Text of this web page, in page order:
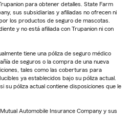
para obtener detalles. State Farm
sus subsidiarias y afiliadas no ofrecen ni
los productos de seguro de mascotas.
y no está afiliada con Trupanion ni con
tiene una póliza de seguro médico
de seguros o la compra de una nueva
tales como las coberturas para
ya establecidos bajo su póliza actual.
su póliza actual contiene disposiciones que le
Automobile Insurance Company y sus